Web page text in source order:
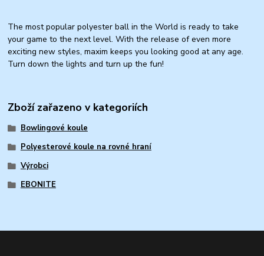
The most popular polyester ball in the World is ready to take
your game to the next level. With the release of even more
exciting new styles, maxim keeps you looking good at any age.
Turn down the lights and turn up the fun!
Zboží zařazeno v kategoriích
Bowlingové koule
Polyesterové koule na rovné hraní
Výrobci
EBONITE